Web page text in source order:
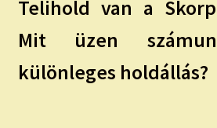
TAROT ELEMZÉS MEGRENDELÉSE
AJÁNDÉKOKKAL!
Telihold van a
Mit üzen
különleges holdállás?